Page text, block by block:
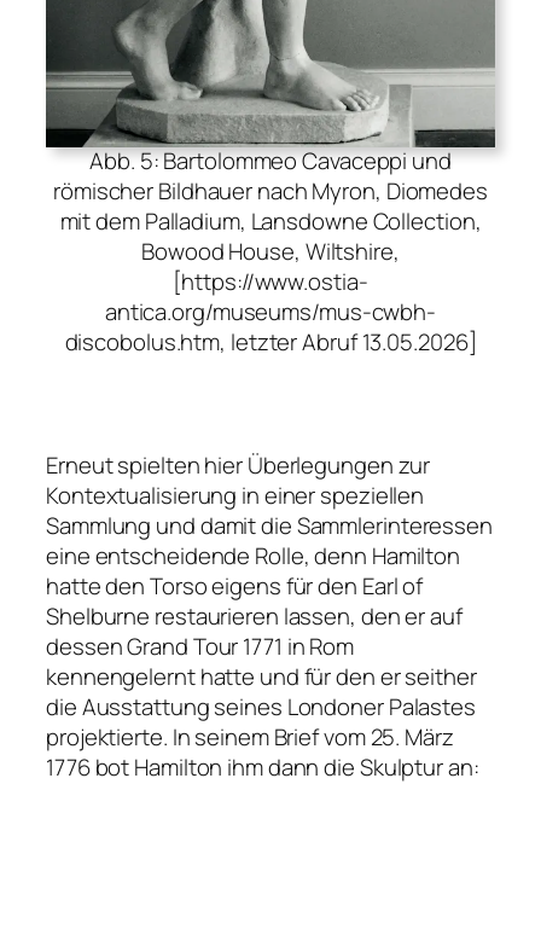
Abb. 5: Bartolommeo Cavaceppi und
römischer Bildhauer nach Myron, Diomedes
mit dem Palladium, Lansdowne Collection,
Bowood House, Wiltshire,
[https://www.ostia-
antica.org/museums/mus-cwbh-
discobolus.htm, letzter Abruf 13.05.2026]
Erneut spielten hier Überlegungen zur
Kontextualisierung in einer speziellen
Sammlung und damit die Sammlerinteressen
eine entscheidende Rolle, denn Hamilton
hatte den Torso eigens für den Earl of
Shelburne restaurieren lassen, den er auf
dessen Grand Tour 1771 in Rom
kennengelernt hatte und für den er seither
die Ausstattung seines Londoner Palastes
projektierte. In seinem Brief vom 25. März
1776 bot Hamilton ihm dann die Skulptur an: